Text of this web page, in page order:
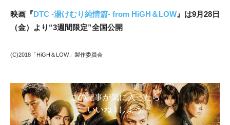
映画『DTC -湯けむり純情篇- from HiGH＆LOW 』は9月28日
（金）より“3週間限定”全国公開
(C)2018「HiGH＆LOW」製作委員会
この記事が気に入ったら
いいね ! しよう